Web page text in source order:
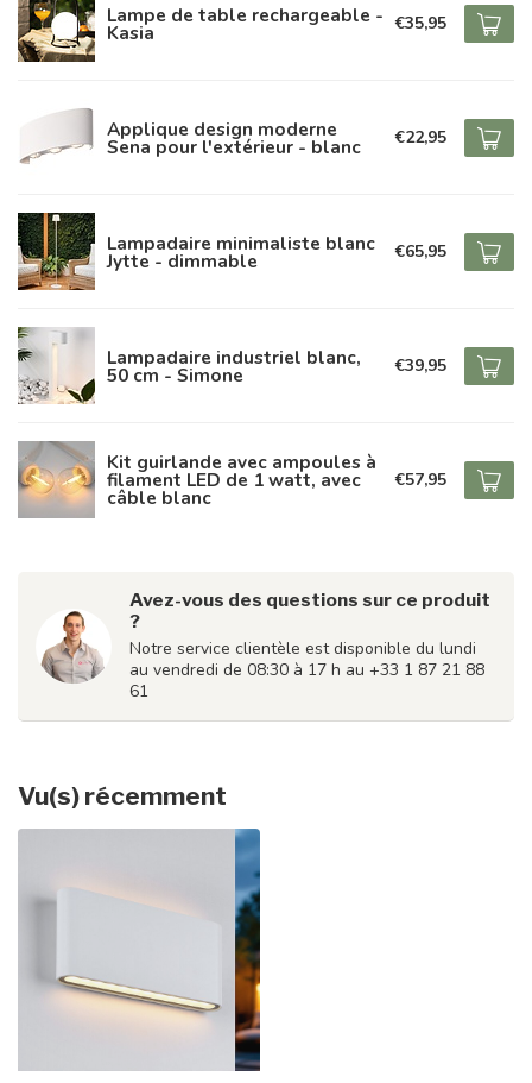
Lampe de table rechargeable -
Kasia €35,95
Applique design moderne
Sena pour l'extérieur - blanc €22,95
Lampadaire minimaliste blanc
Jytte - dimmable €65,95
Lampadaire industriel blanc,
50 cm - Simone €39,95
Kit guirlande avec ampoules à
filament LED de 1 watt, avec
câble blanc
€57,95
Avez-vous des questions sur ce produit
?
Notre service clientèle est disponible du lundi
au vendredi de 08:30 à 17 h au +33 1 87 21 88
61
Vu(s) récemment